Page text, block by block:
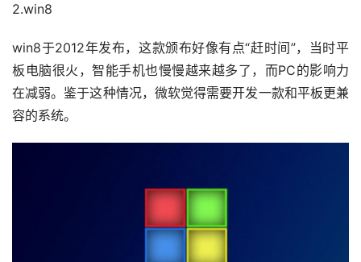
2.win8
win8于2012年发布，这款颁布好像有点“赶时间”，当时平
板电脑很火，智能手机也慢慢越来越多了，而PC的影响力
在减弱。鉴于这种情况，微软觉得需要开发一款和平板更兼
容的系统。